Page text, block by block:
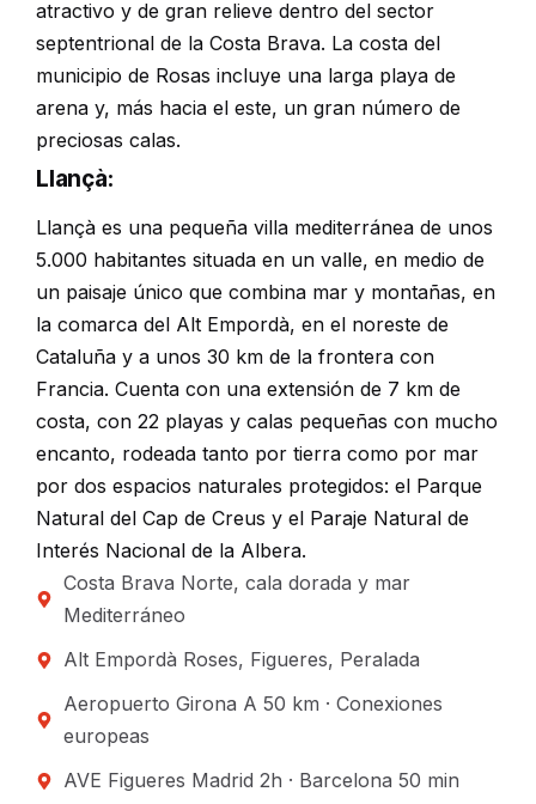
atractivo y de gran relieve dentro del sector
septentrional de la Costa Brava. La costa del
municipio de Rosas incluye una larga playa de
arena y, más hacia el este, un gran número de
preciosas calas.
Llançà:
Llançà es una pequeña villa mediterránea de unos
5.000 habitantes situada en un valle, en medio de
un paisaje único que combina mar y montañas, en
la comarca del Alt Empordà, en el noreste de
Cataluña y a unos 30 km de la frontera con
Francia. Cuenta con una extensión de 7 km de
costa, con 22 playas y calas pequeñas con mucho
encanto, rodeada tanto por tierra como por mar
por dos espacios naturales protegidos: el Parque
Natural del Cap de Creus y el Paraje Natural de
Interés Nacional de la Albera.
Costa Brava Norte, cala dorada y mar
Mediterráneo
Alt Empordà Roses, Figueres, Peralada
Aeropuerto Girona A 50 km · Conexiones
europeas
AVE Figueres Madrid 2h · Barcelona 50 min